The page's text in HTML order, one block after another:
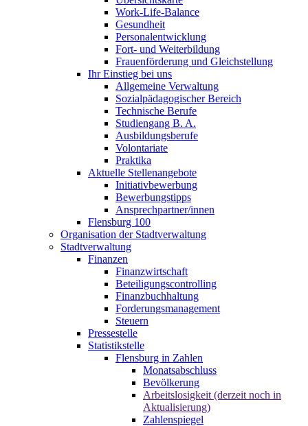
Work-Life-Balance
Gesundheit
Personalentwicklung
Fort- und Weiterbildung
Frauenförderung und Gleichstellung
Ihr Einstieg bei uns
Allgemeine Verwaltung
Sozialpädagogischer Bereich
Technische Berufe
Studiengang B. A.
Ausbildungsberufe
Volontariate
Praktika
Aktuelle Stellenangebote
Initiativbewerbung
Bewerbungstipps
Ansprechpartner/innen
Flensburg 100
Organisation der Stadtverwaltung
Stadtverwaltung
Finanzen
Finanzwirtschaft
Beteiligungscontrolling
Finanzbuchhaltung
Forderungsmanagement
Steuern
Pressestelle
Statistikstelle
Flensburg in Zahlen
Monatsabschluss
Bevölkerung
Arbeitslosigkeit (derzeit noch in
Aktualisierung)
Zahlenspiegel